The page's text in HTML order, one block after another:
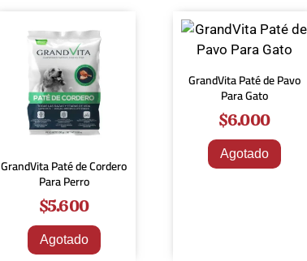
GrandVita Paté de Cordero
Para Perro
$5.600
Agotado
GrandVita Paté de Pavo
Para Gato
$6.000
Agotado